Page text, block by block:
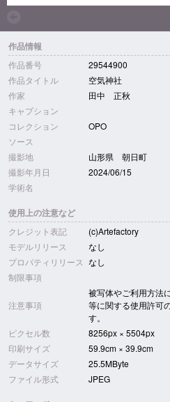
作品情報
作品番号
29544900
作品タイトル
空気神社
作家
田中 正秋
キャプション
コレクション
OPO
ソース
撮影地
山形県 朝日町
撮影年月日
2024/06/15
学術名
使用上の注意など
クレジット表記
(c)Artefactory
モデルリリース
なし
プロパティリリース なし
制限事項
注意事項
被写体やご利用方法
等に関する使用許可
す。
ピクセル数
8256px × 5504px
印刷サイズ
59.9cm × 39.9cm
データサイズ
25.5MByte
ファイル形式
JPEG